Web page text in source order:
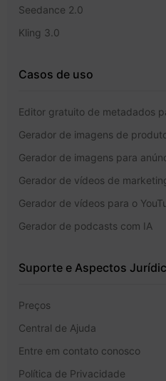
Seedance 2.0
Kling 3.0
Casos de uso
Editor gratuito de metadados
Gerador de imagens de
Gerador de imagens para
Gerador de vídeos de
Gerador de vídeos para o
Gerador de podcasts com IA
Suporte e Aspectos
Preços
Central de Ajuda
Entre em contato conosco
Política de Privacidade